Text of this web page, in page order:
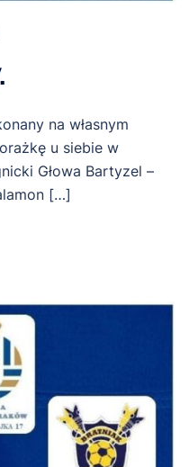
na własnym
u siebie w
Głowa Bartyzel –
[…]